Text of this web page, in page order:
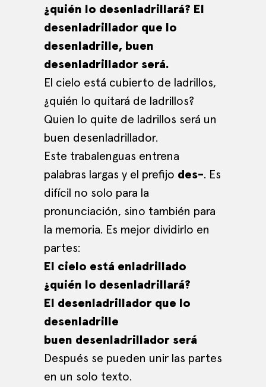
¿quién lo desenladrillará? El
desenladrillador que lo
desenladrille, buen
desenladrillador será.
El cielo está cubierto de ladrillos,
¿quién lo quitará de ladrillos?
Quien lo quite de ladrillos será un
buen desenladrillador.
Este trabalenguas entrena
palabras largas y el prefijo des-. Es
difícil no solo para la
pronunciación, sino también para
la memoria. Es mejor dividirlo en
partes:
El cielo está enladrillado
¿quién lo desenladrillará?
El desenladrillador que lo
desenladrille
buen desenladrillador será
Después se pueden unir las partes
en un solo texto.